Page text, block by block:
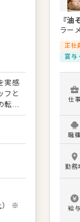
実感
フと
転職
い。
タ
ョ
育成
長、
パ
ス
） ※
『油
ラー
正社
賞与
仕事
職種
勤務
給与